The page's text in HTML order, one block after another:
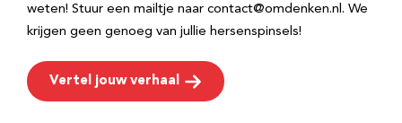
weten! Stuur een mailtje naar contact@omdenken.nl. We
krijgen geen genoeg van jullie hersenspinsels!
Vertel jouw verhaal